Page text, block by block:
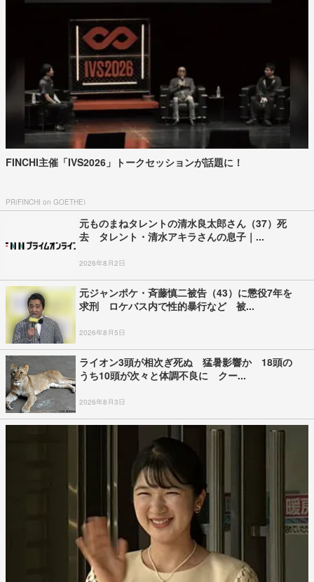
FINCHI主催「IVS2026」トークセッションが話題に！
PR(FINCHI on GOETHE)
元ものまねタレントの清水良太郎さん（37）死
去 タレント・清水アキラさんの息子｜...
2026年8月2日
元ジャンポケ・斉藤慎二被告（43）に懲役7年を
求刑 ロケバス内で性的暴行など 被...
2026年8月5日
ライオン3頭が相次ぎ死ぬ 猛暑影響か 18頭の
うち10頭が次々と体調不良に クー...
2026年8月3日